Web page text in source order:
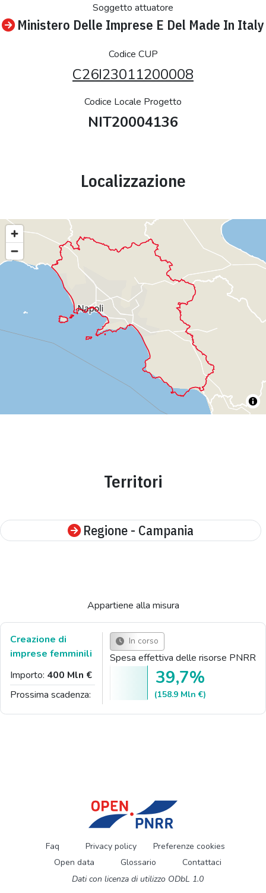
Soggetto attuatore
Ministero Delle Imprese E Del Made In Italy
Codice CUP
C26I23011200008
Codice Locale Progetto
NIT20004136
Localizzazione
Territori
Regione - Campania
Appartiene alla misura
Creazione di
imprese femminili
Importo: 400 Mln €
Prossima scadenza:
In corso
Spesa effettiva delle risorse PNRR
39,7%
(158.9 Mln €)
Faq Privacy policy
Preferenze cookies
Open data
Glossario
Contattaci
Dati con licenza di utilizzo ODbL 1.0